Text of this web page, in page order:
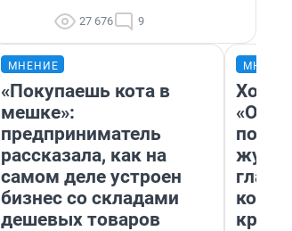
27 676 9
МНЕНИЕ
«Покупаешь кота в
мешке»:
предприниматель
рассказала, как на
самом деле устроен
бизнес со складами
дешевых товаров
Хоть